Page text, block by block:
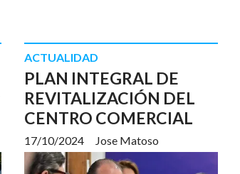
PLAN INTEGRAL DE
REVITALIZACIÓN DEL
CENTRO COMERCIAL
Jose Matoso
ACTUALIDAD
17/10/2024